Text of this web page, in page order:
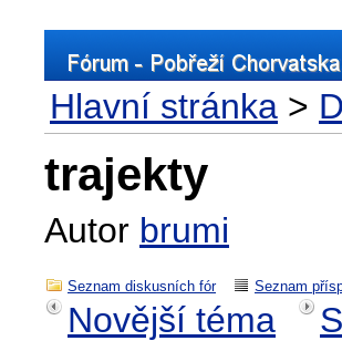
Hlavní stránka >
trajekty
Autor brumi
Seznam diskusních fór Seznam
Novější téma